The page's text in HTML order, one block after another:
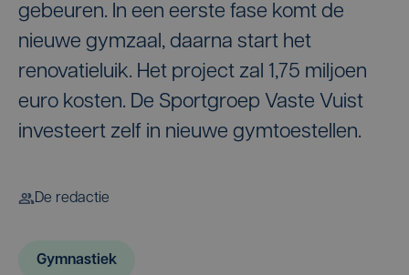
gebeuren. In een eerste fase komt de
nieuwe gymzaal, daarna start het
renovatieluik. Het project zal 1,75 miljoen
euro kosten. De Sportgroep Vaste Vuist
investeert zelf in nieuwe gymtoestellen.
De redactie
Gymnastiek